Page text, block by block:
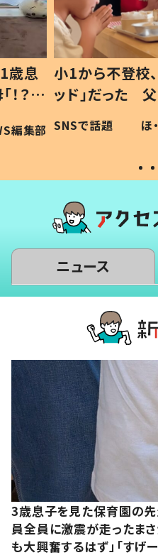
歳息
？」
編集部
小1から不登校
ッド」だった
作り続ける理
#令和の子
SNSで話題 ほ
ニュース
3歳息子を見た保育園の先
員全員に激震が走ったま
も大興奮するはず」「すげー